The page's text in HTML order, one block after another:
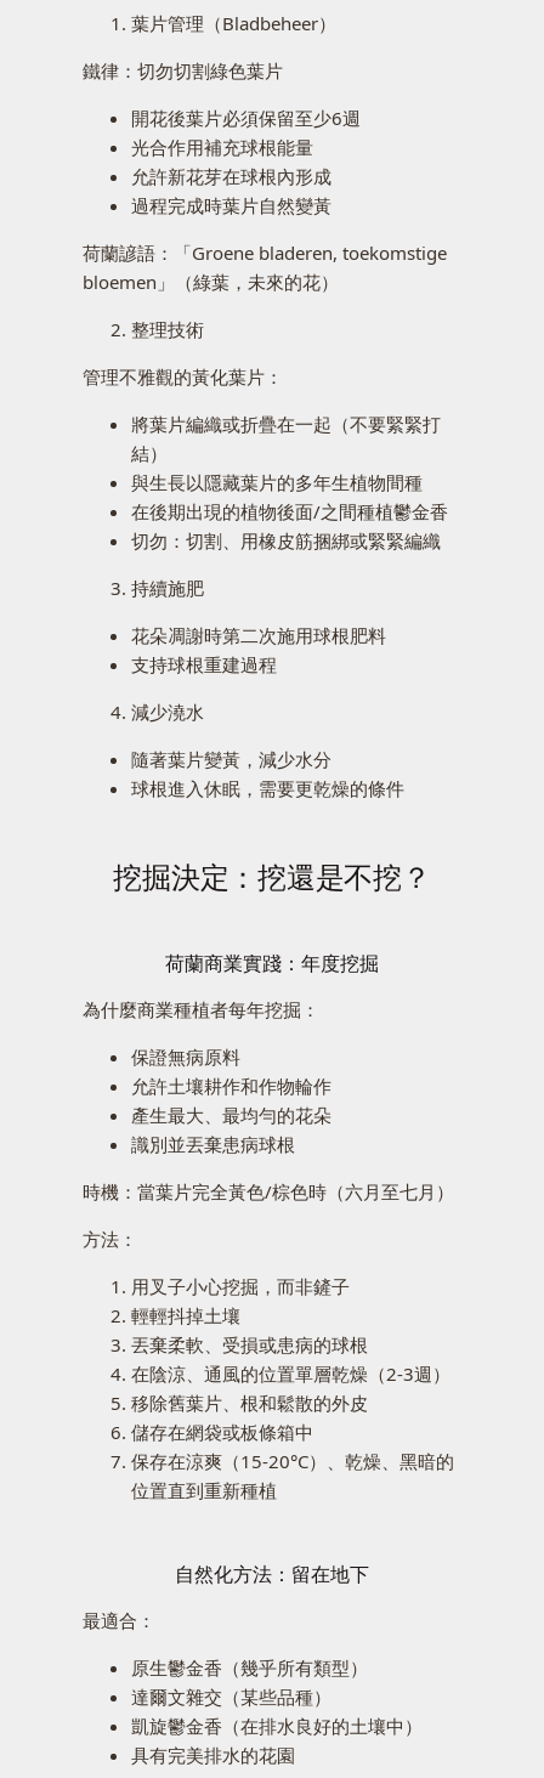
葉片管理（Bladbeheer）
鐵律：切勿切割綠色葉片
開花後葉片必須保留至少6週
光合作用補充球根能量
允許新花芽在球根內形成
過程完成時葉片自然變黃
荷蘭諺語：「Groene bladeren, toekomstige
bloemen」（綠葉，未來的花）
整理技術
管理不雅觀的黃化葉片：
將葉片編織或折疊在一起（不要緊緊打
結）
與生長以隱藏葉片的多年生植物間種
在後期出現的植物後面/之間種植鬱金香
切勿：切割、用橡皮筋捆綁或緊緊編織
持續施肥
花朵凋謝時第二次施用球根肥料
支持球根重建過程
減少澆水
隨著葉片變黃，減少水分
球根進入休眠，需要更乾燥的條件
挖掘決定：挖還是不挖？
荷蘭商業實踐：年度挖掘
為什麼商業種植者每年挖掘：
保證無病原料
允許土壤耕作和作物輪作
產生最大、最均勻的花朵
識別並丟棄患病球根
時機：當葉片完全黃色/棕色時（六月至七月）
方法：
用叉子小心挖掘，而非鏟子
輕輕抖掉土壤
丟棄柔軟、受損或患病的球根
在陰涼、通風的位置單層乾燥（2-3週）
移除舊葉片、根和鬆散的外皮
儲存在網袋或板條箱中
保存在涼爽（15-20°C）、乾燥、黑暗的
位置直到重新種植
自然化方法：留在地下
最適合：
原生鬱金香（幾乎所有類型）
達爾文雜交（某些品種）
凱旋鬱金香（在排水良好的土壤中）
具有完美排水的花園